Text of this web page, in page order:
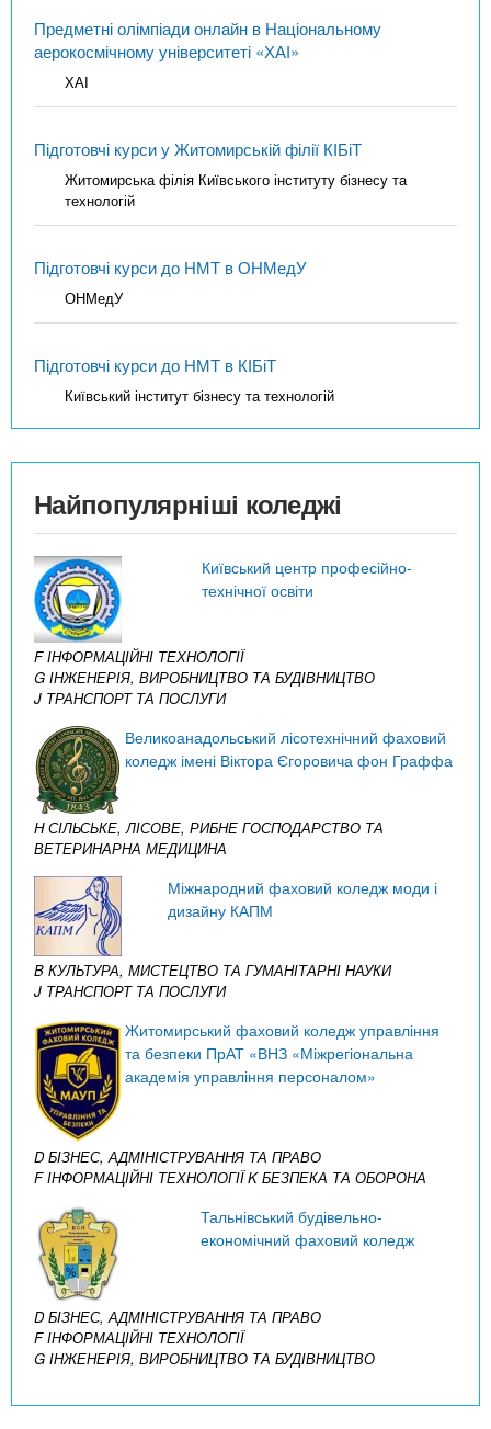
Предметні олімпіади онлайн в Національному
аерокосмічному університеті «ХАІ»
ХАІ
Підготовчі курси у Житомирській філії КІБіТ
Житомирська філія Київського інституту бізнесу та
технологій
Підготовчі курси до НМТ в ОНМедУ
ОНМедУ
Підготовчі курси до НМТ в КІБіТ
Київський інститут бізнесу та технологій
Найпопулярніші коледжі
Київський центр професійно-
технічної освіти
F ІНФОРМАЦІЙНІ ТЕХНОЛОГІЇ
G ІНЖЕНЕРІЯ, ВИРОБНИЦТВО ТА БУДІВНИЦТВО
J ТРАНСПОРТ ТА ПОСЛУГИ
Великоанадольський лісотехнічний фаховий
коледж імені Віктора Єгоровича фон Граффа
H СІЛЬСЬКЕ, ЛІСОВЕ, РИБНЕ ГОСПОДАРСТВО ТА
ВЕТЕРИНАРНА МЕДИЦИНА
Міжнародний фаховий коледж моди і
дизайну КАПМ
B КУЛЬТУРА, МИСТЕЦТВО ТА ГУМАНІТАРНІ НАУКИ
J ТРАНСПОРТ ТА ПОСЛУГИ
Житомирський фаховий коледж управління
та безпеки ПрАТ «ВНЗ «Міжрегіональна
академія управління персоналом»
D БІЗНЕС, АДМІНІСТРУВАННЯ ТА ПРАВО
F ІНФОРМАЦІЙНІ ТЕХНОЛОГІЇK БЕЗПЕКА ТА ОБОРОНА
Тальнівський будівельно-
економічний фаховий коледж
D БІЗНЕС, АДМІНІСТРУВАННЯ ТА ПРАВО
F ІНФОРМАЦІЙНІ ТЕХНОЛОГІЇ
G ІНЖЕНЕРІЯ, ВИРОБНИЦТВО ТА БУДІВНИЦТВО